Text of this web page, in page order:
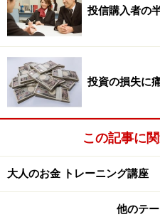
投信購入者の
投資の損失に
この記事に
大人のお金 トレーニング講座
他のテ